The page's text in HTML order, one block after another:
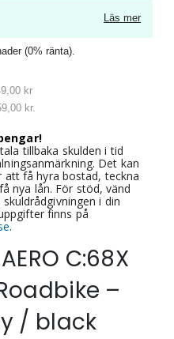
Läs mer
(0% ränta).
kr
kr.
tillbaka skulden i tid
Det kan
att få hyra bostad, teckna
nya lån. För stöd, vänd
i din
finns på
.
C:68X
–
/ black